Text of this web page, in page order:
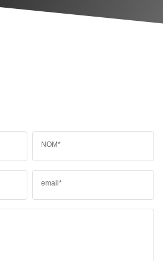
NOM*
email*